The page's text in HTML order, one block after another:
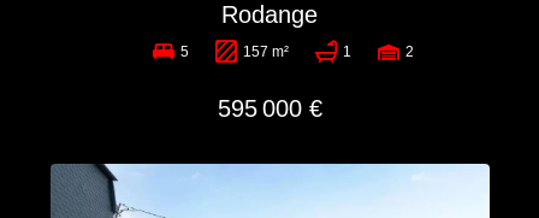
Rodange
5 157 m² 1 2
595 000 €